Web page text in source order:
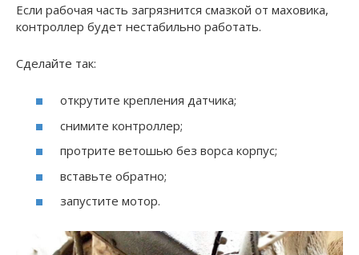
Если рабочая часть загрязнится смазкой от маховика,
контроллер будет нестабильно работать.
Сделайте так:
открутите крепления датчика;
снимите контроллер;
протрите ветошью без ворса корпус;
вставьте обратно;
запустите мотор.